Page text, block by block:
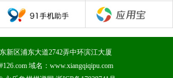
新区浦东大道2742弄中环滨江大厦
域名：www.xiangqiqipu.com